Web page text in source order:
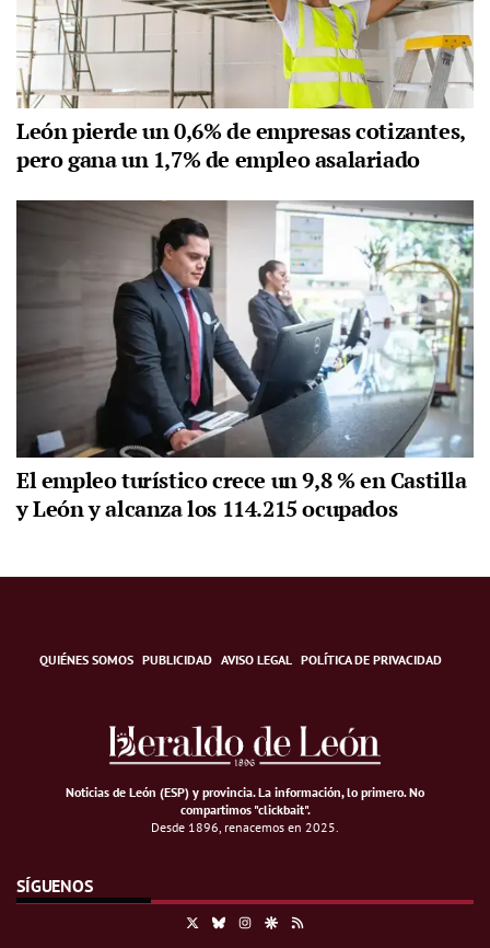
León pierde un 0,6% de empresas cotizantes,
pero gana un 1,7% de empleo asalariado
El empleo turístico crece un 9,8 % en Castilla
y León y alcanza los 114.215 ocupados
QUIÉNES SOMOS PUBLICIDAD AVISO LEGAL POLÍTICA DE PRIVACIDAD
Noticias de León (ESP) y provincia. La información, lo primero.No
compartimos "clickbait".
Desde 1896, renacemos en 2025.
SÍGUENOS
BlueskyInstagramGoogle Discover